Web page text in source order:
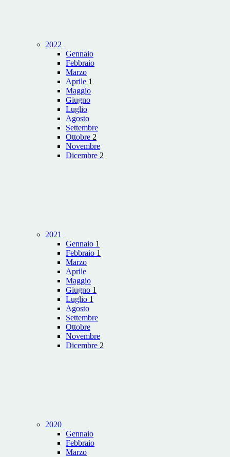
2022
Gennaio
Febbraio
Marzo
Aprile 1
Maggio
Giugno
Luglio
Agosto
Settembre
Ottobre 2
Novembre
Dicembre 2
2021
Gennaio 1
Febbraio 1
Marzo
Aprile
Maggio
Giugno 1
Luglio 1
Agosto
Settembre
Ottobre
Novembre
Dicembre 2
2020
Gennaio
Febbraio
Marzo